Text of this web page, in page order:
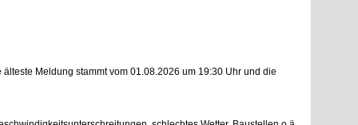
Meldung stammt vom 01.08.2026 um 19:30 Uhr und die